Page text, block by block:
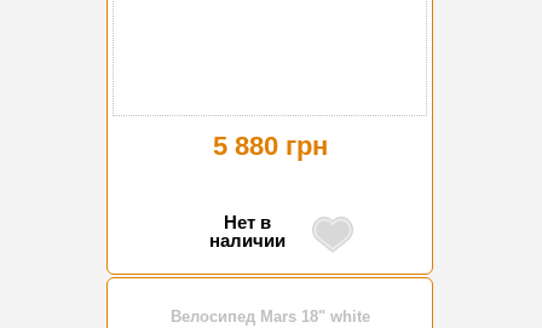
5 880 грн
Нет в
наличии
Велосипед Mars 18" white